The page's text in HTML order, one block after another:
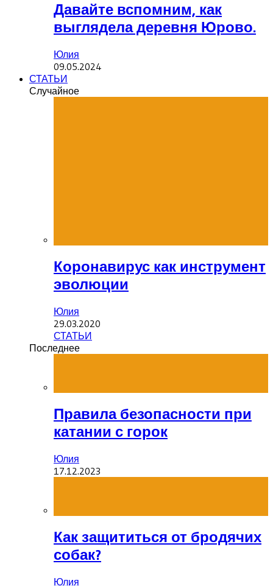
Давайте вспомним, как
выглядела деревня Юрово.
Юлия
09.05.2024
СТАТЬИ
Случайное
Коронавирус как инструмент
эволюции
Юлия
29.03.2020
СТАТЬИ
Последнее
Правила безопасности при
катании с горок
Юлия
17.12.2023
Как защититься от бродячих
собак?
Юлия